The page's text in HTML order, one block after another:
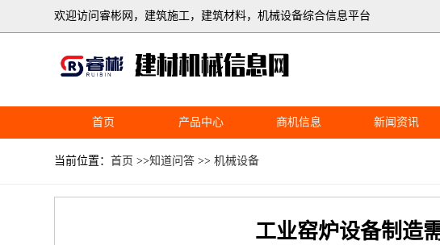
欢迎访问睿彬网，建筑施工，建筑材料，机械设备综合信息平台
首页 产品中心 商机信息 新闻资讯
当前位置：首页 >>知道问答 >>机械设备
工业窑炉设备制造